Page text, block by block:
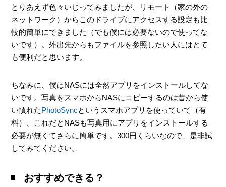
とりあえず色々いじってみましたが、リモート（家の外の
ネットワーク）からこのドライブにアクセスする設定も比
較的簡単にできました（でも僕には必要ないので使ってな
いです）。外出先からもファイルを参照したい人にはとて
も便利だと思います。
ちなみに、僕はNASには全然アプリをインストールしてな
いです。写真をスマホからNASにコピーするのは昔から使
い慣れたPhotoSyncというスマホアプリを使っていて（有
料）、これだとNASも写真用にアプリをインストールする
必要が無くてさらに簡単です。300円くらいなので、是非試
してみてください。
おすすめできる？